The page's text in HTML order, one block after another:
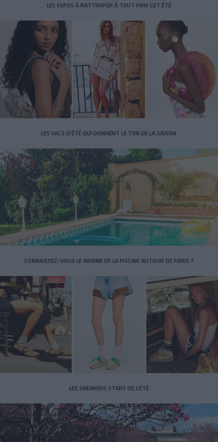
LES EXPOS À RATTRAPER À TOUT PRIX CET ÉTÉ
LES SACS D’ÉTÉ QUI DONNENT LE TON DE LA SAISON
CONNAISSEZ-VOUS LE AIRBNB DE LA PISCINE AUTOUR DE PARIS ?
LES SNEAKERS STARS DE L’ÉTÉ